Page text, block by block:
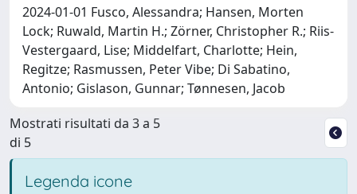
2024-01-01 Fusco, Alessandra; Hansen, Morten
Lock; Ruwald, Martin H.; Zörner, Christopher R.; Riis-
Vestergaard, Lise; Middelfart, Charlotte; Hein,
Regitze; Rasmussen, Peter Vibe; Di Sabatino,
Antonio; Gislason, Gunnar; Tønnesen, Jacob
Mostrati risultati da 3 a 5
di 5
Legenda icone